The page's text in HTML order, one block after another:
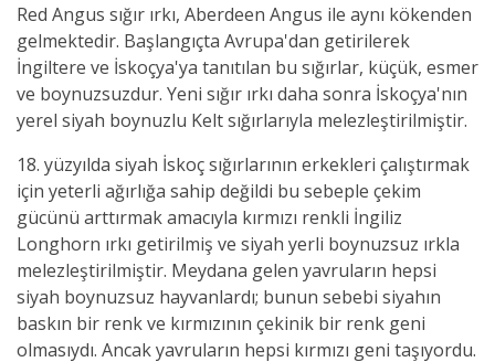
Red Angus sığır ırkı, Aberdeen Angus ile aynı kökenden
gelmektedir. Başlangıçta Avrupa'dan getirilerek
İngiltere ve İskoçya'ya tanıtılan bu sığırlar, küçük, esmer
ve boynuzsuzdur. Yeni sığır ırkı daha sonra İskoçya'nın
yerel siyah boynuzlu Kelt sığırlarıyla melezleştirilmiştir.
18. yüzyılda siyah İskoç sığırlarının erkekleri çalıştırmak
için yeterli ağırlığa sahip değildi bu sebeple çekim
gücünü arttırmak amacıyla kırmızı renkli İngiliz
Longhorn ırkı getirilmiş ve siyah yerli boynuzsuz ırkla
melezleştirilmiştir. Meydana gelen yavruların hepsi
siyah boynuzsuz hayvanlardı; bunun sebebi siyahın
baskın bir renk ve kırmızının çekinik bir renk geni
olmasıydı. Ancak yavruların hepsi kırmızı geni taşıyordu.